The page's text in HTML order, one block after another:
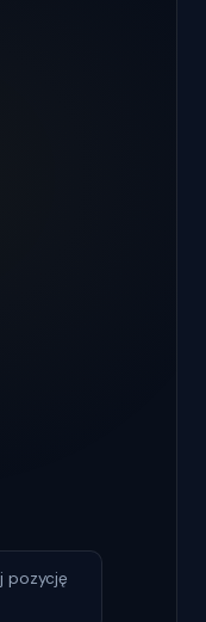
pozycję